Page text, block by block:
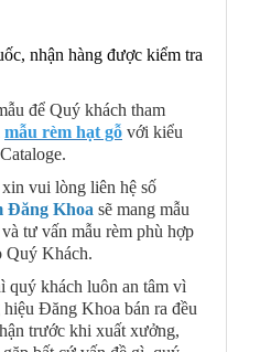
nhận hàng được kiểm tra
để Quý khách tham
mẫu rèm hạt gỗ với kiểu
vui lòng liên hệ số
Đăng Khoa sẽ mang mẫu
tư vấn mẫu rèm phù hợp
Quý Khách.
quý khách luôn an tâm vì
Đăng Khoa bán ra đều
trước khi xuất xưởng,